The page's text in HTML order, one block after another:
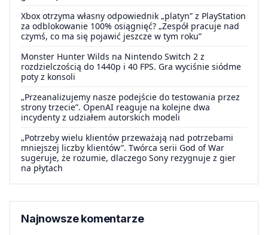
Xbox otrzyma własny odpowiednik „platyn” z PlayStation
za odblokowanie 100% osiągnięć? „Zespół pracuje nad
czymś, co ma się pojawić jeszcze w tym roku”
Monster Hunter Wilds na Nintendo Switch 2 z
rozdzielczością do 1440p i 40 FPS. Gra wyciśnie siódme
poty z konsoli
„Przeanalizujemy nasze podejście do testowania przez
strony trzecie”. OpenAI reaguje na kolejne dwa
incydenty z udziałem autorskich modeli
„Potrzeby wielu klientów przeważają nad potrzebami
mniejszej liczby klientów”. Twórca serii God of War
sugeruje, że rozumie, dlaczego Sony rezygnuje z gier
na płytach
Najnowsze komentarze